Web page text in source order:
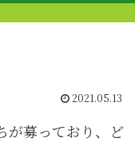
2021.05.13
が募っており、ど